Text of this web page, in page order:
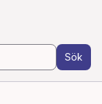
Sök